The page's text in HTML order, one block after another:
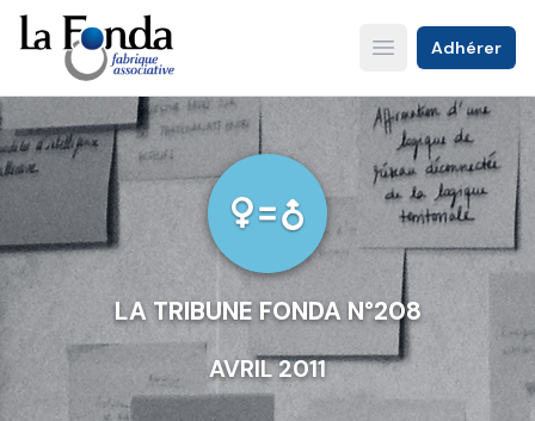
Aller
au
contenu
principal
Open main menu
Adhérer
LA TRIBUNE FONDA N°208
AVRIL 2011